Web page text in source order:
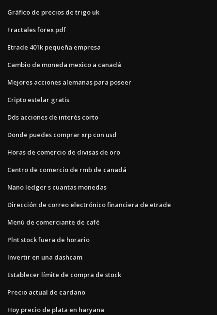
Gráfico de precios de trigo uk
Fractales forex pdf
Etrade 401k pequeña empresa
Cambio de moneda mexico a canadá
Mejores acciones alemanas para poseer
Cripto estelar gratis
Dds acciones de interés corto
Donde puedes comprar xrp con usd
Horas de comercio de divisas de oro
Centro de comercio de rmb de canadá
Nano ledger s cuantas monedas
Dirección de correo electrónico financiera de etrade
Menú de comerciante de café
Plnt stock fuera de horario
Invertir en una dashcam
Establecer límite de compra de stock
Precio actual de cardano
Hoy precio de plata en haryana